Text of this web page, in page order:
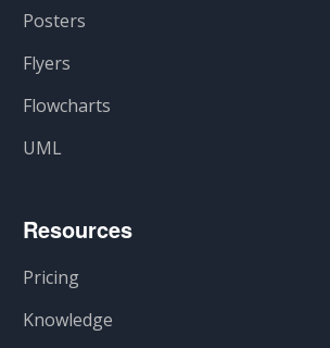
Posters
Flyers
Flowcharts
UML
Resources
Pricing
Knowledge